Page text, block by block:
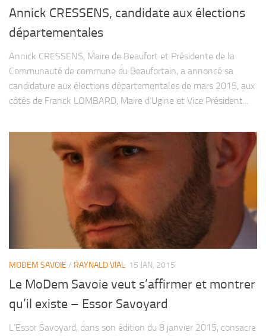
Annick CRESSENS, candidate aux élections
départementales
Annick CRESSENS, Maire de Beaufort et Présidente de la
Communauté de commune du Beaufortain, a annoncé sa
candidature aux élections départementales de mars 2015, aux
côtés de Franck LOMBARD, Maire d’Ugine et Vice Président...
MODEM SAVOIE / RAYNALD VIAL 15 JAN, 2015
Le MoDem Savoie veut s’affirmer et montrer
qu’il existe – Essor Savoyard
L’Essor Savoyard, dans son édition du 8 janvier 2015, consacre